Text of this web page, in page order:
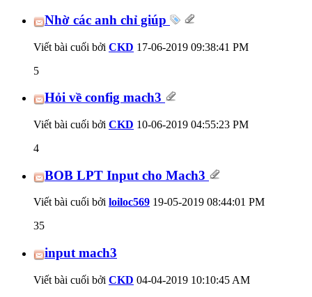
Nhờ các anh chỉ giúp
Viết bài cuối bởi CKD 17-06-2019 09:38:41 PM
5
Hỏi về config mach3
Viết bài cuối bởi CKD 10-06-2019 04:55:23 PM
4
BOB LPT Input cho Mach3
Viết bài cuối bởi loiloc569 19-05-2019 08:44:01 PM
35
input mach3
Viết bài cuối bởi CKD 04-04-2019 10:10:45 AM